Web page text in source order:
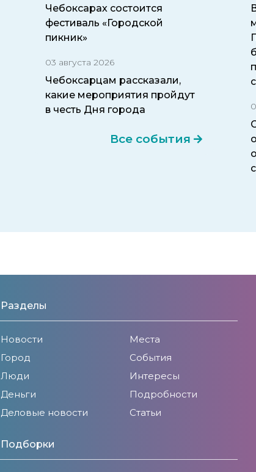
Чебоксарах состоится
фестиваль «Городской
пикник»
03 августа 2026
Чебоксарцам рассказали,
какие мероприятия пройдут
в честь Дня города
Все события
Разделы
Новости
Город
Люди
Деньги
Деловые новости
Места
События
Интересы
Подробности
Статьи
Подборки